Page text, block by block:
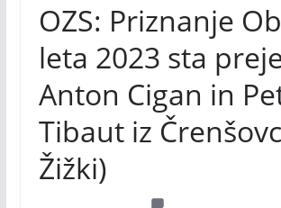
OZS: Priznanje
leta 2023 sta
Anton Cigan in
Tibaut iz
Žižki)